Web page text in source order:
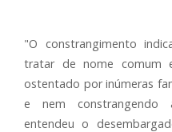
"O constrangimento
tratar de nome comum
ostentado por inúmeras
e nem constrangendo
entendeu o